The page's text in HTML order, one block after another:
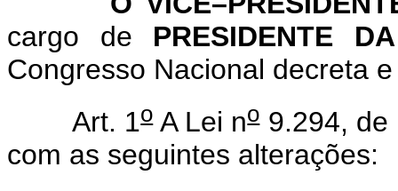
cargo de PRESIDENTE
Congresso Nacional decreta
Art. 1oA Lei no9.294, de
com as seguintes alterações: